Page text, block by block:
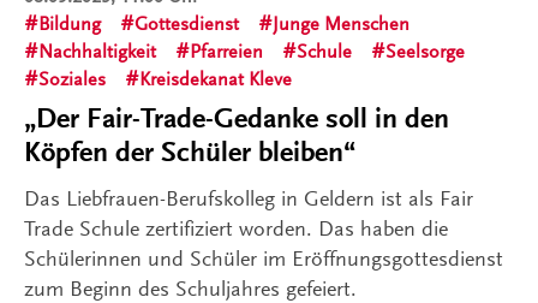
Bildung
Gottesdienst
Junge Menschen
Nachhaltigkeit
Pfarreien Schule
Seelsorge
Soziales
Kreisdekanat Kleve
„Der Fair-Trade-Gedanke soll in den
Köpfen der Schüler bleiben“
Das Liebfrauen-Berufskolleg in Geldern ist als Fair
Trade Schule zertifiziert worden. Das haben die
Schülerinnen und Schüler im Eröffnungsgottesdienst
zum Beginn des Schuljahres gefeiert.